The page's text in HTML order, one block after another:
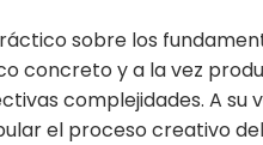
sobre los
concreto y a la vez
complejidades. A
el proceso creativo